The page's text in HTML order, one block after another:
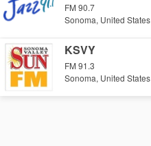
FM 90.7
Sonoma, United States
KSVY
FM 91.3
Sonoma, United States